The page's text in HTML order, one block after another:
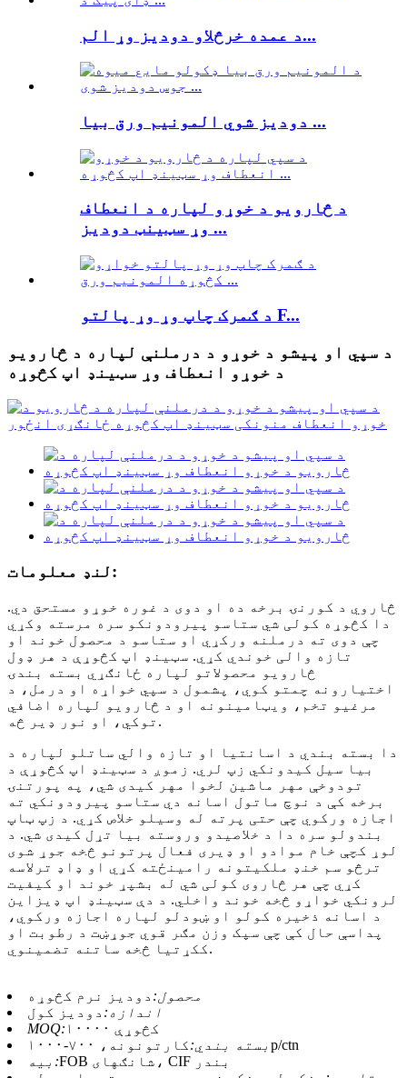
د عمده خرڅلاو دودیز وړ الم...
دودیز شوي المونیم ورق بیا ...
د څارویو د خوړو لپاره د انعطاف
وړ سټینټ دودیز ...
د ګمرک چاپ وړ وړ پالتو F...
د سپي او پیشو د خوړو د درملنې لپاره د څارویو
د خوړو انعطاف وړ سټینډ اپ کڅوړه
لنډ معلومات:
څاروي د کورنۍ برخه ده او دوی د غوره خوړو مستحق دي.
دا کڅوړه کولی شي ستاسو پیرودونکو سره مرسته وکړي
چې دوی ته درملنه ورکړي او ستاسو د محصول خوند او
تازه والی خوندي کړي. سټینډ اپ کڅوړې د هر ډول
څارویو محصولاتو لپاره ځانګړي بسته بندۍ
اختیارونه چمتو کوي، پشمول د سپي خواړه او درمل، د
مرغیو تخم، ویټامینونه او د څارویو لپاره اضافي
توکي، او نور ډیر څه.
دا بسته بندي د اسانتیا او تازه والي ساتلو لپاره د
بیا سیل کیدونکي زپ لري. زموږ د سټینډ اپ کڅوړې د
تودوخې مهر ماشین لخوا مهر کیدی شي، په پورتنۍ
برخه کې د نوچ ماتول اسانه دي ستاسو پیرودونکي ته
اجازه ورکوي چې حتی پرته له وسیلو خلاص کړي. د زپ ټاپ
بندولو سره دا د خلاصیدو وروسته بیا تړل کیدی شي. د
لوړ کچې خام موادو او ډیری فعال پرتونو څخه جوړ شوی
ترڅو سم خنډ ملکیتونه رامینځته کړي او ډاډ ترلاسه
کړي چې هر څاروی کولی شي له بشپړ خوند او کیفیت
لرونکي خواړو څخه خوند واخلي. د دې سټینډ اپ ډیزاین
د اسانه ذخیره کولو او ښودلو لپاره اجازه ورکوي،
پداسې حال کې چې سپک وزن مګر قوي جوړښت د رطوبت او
ککړتیا څخه ساتنه تضمینوي.
محصول: دودیز نرم کڅوړه
اندازه: دودیز کول
MOQ:
۱۰۰۰۰ کڅوړې
بسته بندي: کارتونونه، ۷۰۰-۱۰۰۰p/ctn
بیه:
FOB شانګهای، CIF بندر